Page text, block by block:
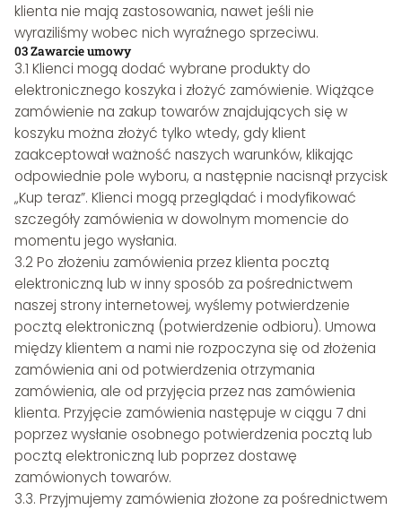
klienta nie mają zastosowania, nawet jeśli nie
wyraziliśmy wobec nich wyraźnego sprzeciwu.
03 Zawarcie umowy
3.1 Klienci mogą dodać wybrane produkty do
elektronicznego koszyka i złożyć zamówienie. Wiążące
zamówienie na zakup towarów znajdujących się w
koszyku można złożyć tylko wtedy, gdy klient
zaakceptował ważność naszych warunków, klikając
odpowiednie pole wyboru, a następnie nacisnął przycisk
„Kup teraz”. Klienci mogą przeglądać i modyfikować
szczegóły zamówienia w dowolnym momencie do
momentu jego wysłania.
3.2 Po złożeniu zamówienia przez klienta pocztą
elektroniczną lub w inny sposób za pośrednictwem
naszej strony internetowej, wyślemy potwierdzenie
pocztą elektroniczną (potwierdzenie odbioru). Umowa
między klientem a nami nie rozpoczyna się od złożenia
zamówienia ani od potwierdzenia otrzymania
zamówienia, ale od przyjęcia przez nas zamówienia
klienta. Przyjęcie zamówienia następuje w ciągu 7 dni
poprzez wysłanie osobnego potwierdzenia pocztą lub
pocztą elektroniczną lub poprzez dostawę
zamówionych towarów.
3.3. Przyjmujemy zamówienia złożone za pośrednictwem